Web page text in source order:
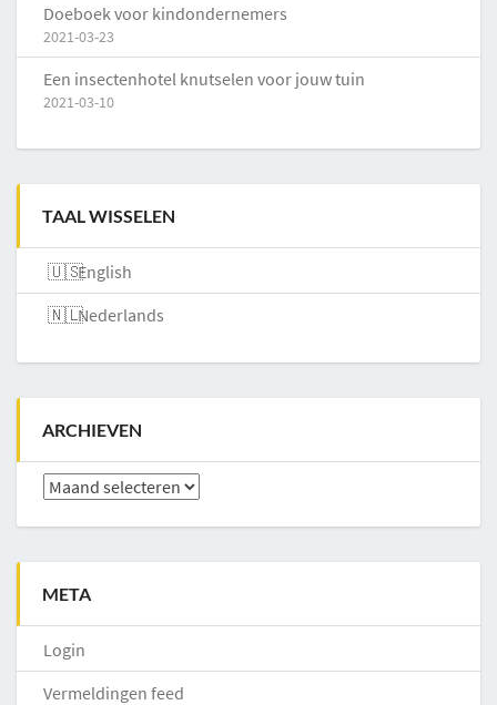
Doeboek voor kindondernemers
2021-03-23
Een insectenhotel knutselen voor jouw tuin
2021-03-10
TAAL WISSELEN
English
Nederlands
ARCHIEVEN
Archieven
META
Login
Vermeldingen feed